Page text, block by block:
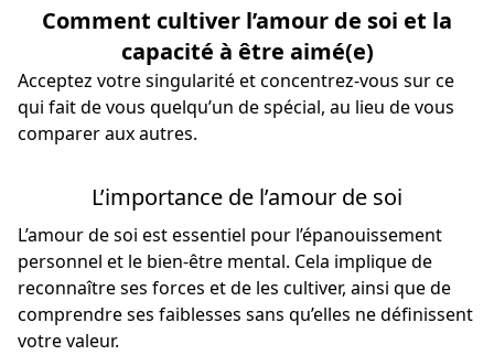
Comment cultiver l’amour de soi et la
capacité à être aimé(e)
Acceptez votre singularité et concentrez-vous sur ce
qui fait de vous quelqu’un de spécial, au lieu de vous
comparer aux autres.
L’importance de l’amour de soi
L’amour de soi est essentiel pour l’épanouissement
personnel et le bien-être mental. Cela implique de
reconnaître ses forces et de les cultiver, ainsi que de
comprendre ses faiblesses sans qu’elles ne définissent
votre valeur.